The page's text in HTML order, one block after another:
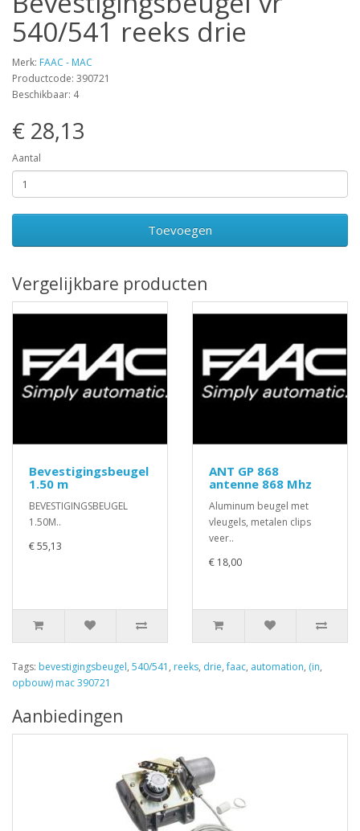
540/541 reeks drie
Merk: FAAC - MAC
Productcode: 390721
Beschikbaar: 4
€ 28,13
Aantal
Toevoegen
Vergelijkbare producten
Bevestigingsbeugel
1.50 m
BEVESTIGINGSBEUGEL
1.50M..
€ 55,13
ANT GP 868
antenne 868 Mhz
Aluminum beugel met
vleugels, metalen clips
veer..
€ 18,00
Tags: bevestigingsbeugel, 540/541 , reeks, drie,faac, automation, (in,
opbouw) mac 390721
Aanbiedingen